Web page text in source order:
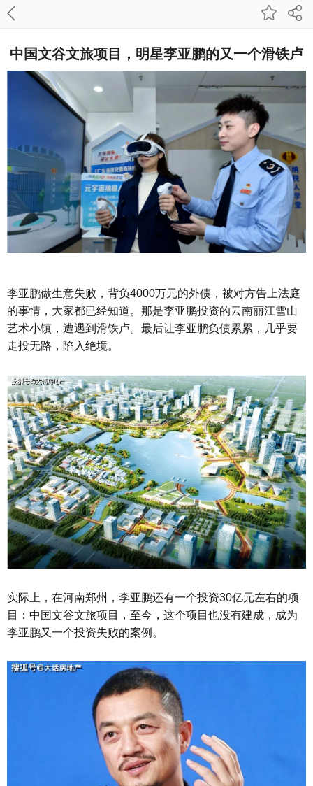
中国文谷文旅项目，明星李亚鹏的又一个滑铁卢
李亚鹏做生意失败，背负4000万元的外债，被对方告上法庭
的事情，大家都已经知道。那是李亚鹏投资的云南丽江雪山
艺术小镇，遭遇到滑铁卢。最后让李亚鹏负债累累，几乎要
走投无路，陷入绝境。
实际上，在河南郑州，李亚鹏还有一个投资30亿元左右的项
目：中国文谷文旅项目，至今，这个项目也没有建成，成为
李亚鹏又一个投资失败的案例。